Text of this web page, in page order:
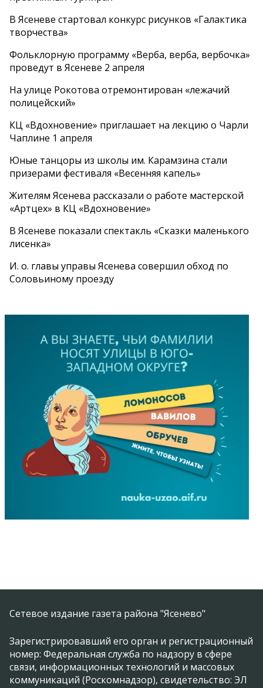
В Ясеневе стартовал конкурс рисунков «Галактика
творчества»
Фольклорную программу «Верба, верба, вербочка»
проведут в Ясеневе 2 апреля
На улице Рокотова отремонтирован «лежачий
полицейский»
КЦ «Вдохновение» приглашает на лекцию о Чарли
Чаплине 1 апреля
Юные танцоры из школы им. Карамзина стали
призерами фестиваля «Весенняя капель»
Жителям Ясенева рассказали о работе мастерской
«Артцех» в КЦ «Вдохновение»
В Ясеневе показали спектакль «Сказки маленького
лисенка»
И. о. главы управы Ясенева совершил обход по
Соловьиному проезду
Сетевое издание газета района "Ясенево"
Зарегистрировавший его орган и регистрационный
номер: Федеральная служба по надзору в сфере
связи, информационных технологий и массовых
коммуникаций (Роскомнадзор), свидетельство: ЭЛ